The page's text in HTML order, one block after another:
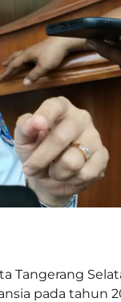
Tangerang
pada tahun